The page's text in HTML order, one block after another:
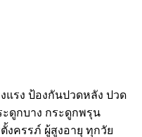
แรง ป้องกันปวดหลัง ปวด
ดูกบาง กระดูกพรุน
งครรภ์ ผู้สูงอายุ ทุกวัย